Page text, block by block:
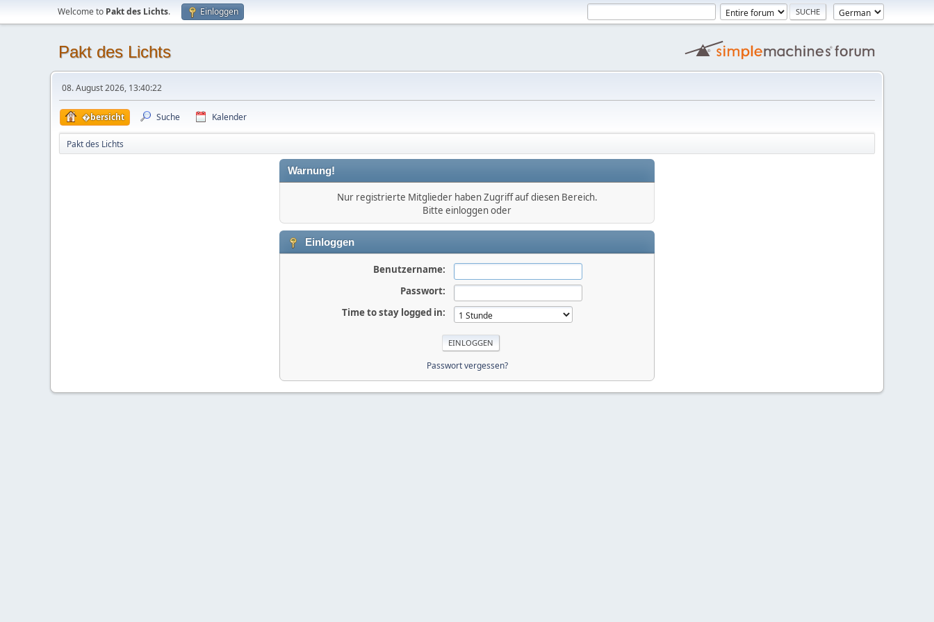
Welcome to Pakt des Lichts. Einloggen
Pakt des Lichts
08. August 2026, 13:40:22
�bersicht Suche Kalender
Pakt des Lichts
Warnung!
Nur registrierte Mitglieder haben Zugriff auf diesen Bereich.
Bitte einloggen oder
Einloggen
Benutzername:
Passwort:
Time to stay logged in:
Passwort vergessen?